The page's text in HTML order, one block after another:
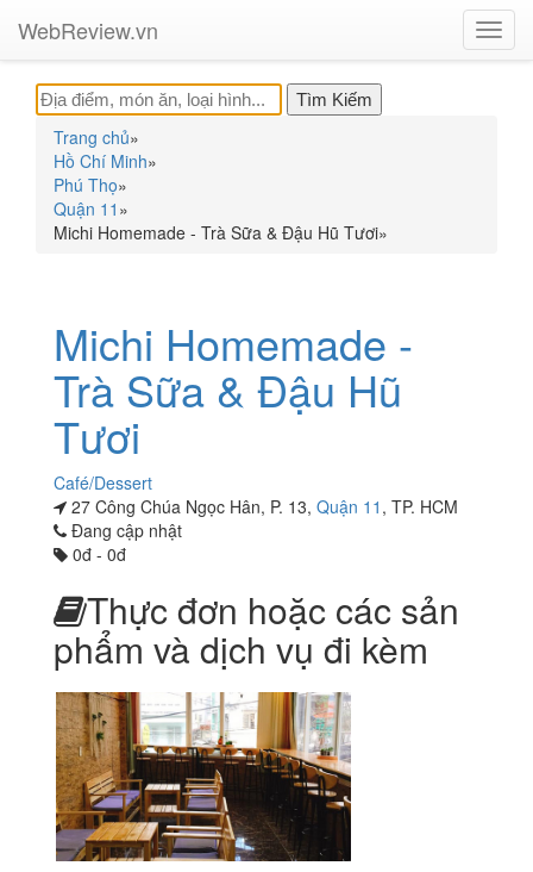
WebReview.vn
Trang chủ»
Hồ Chí Minh»
Phú Thọ»
Quận 11 »
Michi Homemade - Trà Sữa & Đậu Hũ Tươi»
Michi Homemade -
Trà Sữa & Đậu Hũ
Tươi
Café/Dessert
27 Công Chúa Ngọc Hân, P. 13, Quận 11 , TP. HCM
Đang cập nhật
0đ - 0đ
Thực đơn hoặc các sản
phẩm và dịch vụ đi kèm